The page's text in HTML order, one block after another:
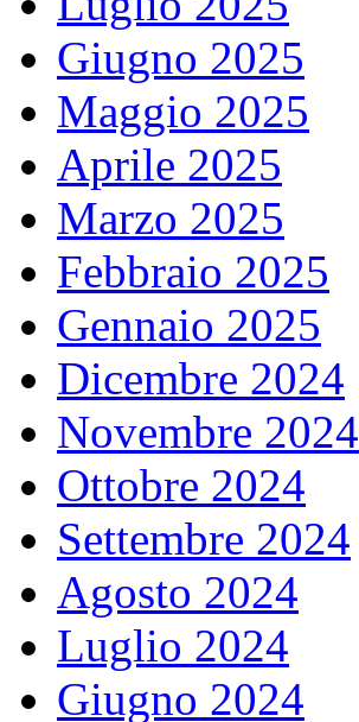
Giugno 2025
Maggio 2025
Aprile 2025
Marzo 2025
Febbraio 2025
Gennaio 2025
Dicembre 2024
Novembre 2024
Ottobre 2024
Settembre 2024
Agosto 2024
Luglio 2024
Giugno 2024